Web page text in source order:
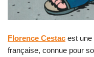
Florence Cestac est une
française, connue pour